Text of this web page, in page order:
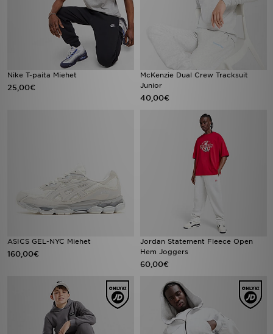
Nike T-paita Miehet
25,00€
McKenzie Dual Crew Tracksuit
Junior
40,00€
ASICS GEL-NYC Miehet
160,00€
Jordan Statement Fleece Open
Hem Joggers
60,00€